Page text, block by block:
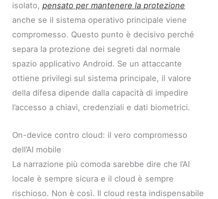
isolato,pensato per mantenere la protezione
anche se il sistema operativo principale viene
compromesso. Questo punto è decisivo perché
separa la protezione dei segreti dal normale
spazio applicativo Android. Se un attaccante
ottiene privilegi sul sistema principale, il valore
della difesa dipende dalla capacità di impedire
l’accesso a chiavi, credenziali e dati biometrici.
On-device contro cloud: il vero compromesso
dell’AI mobile
La narrazione più comoda sarebbe dire che l’AI
locale è sempre sicura e il cloud è sempre
rischioso. Non è così. Il cloud resta indispensabile